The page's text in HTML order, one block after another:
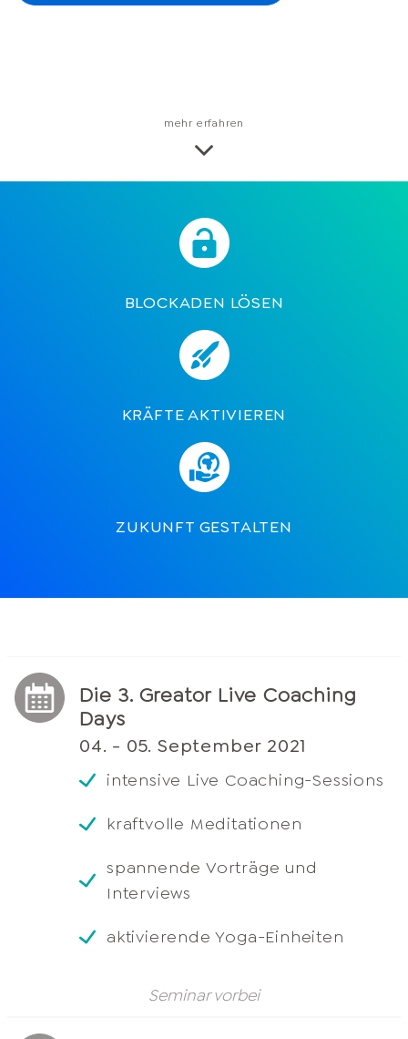
mehr erfahren
BLOCKADEN LÖSEN
KRÄFTE AKTIVIEREN
ZUKUNFT GESTALTEN
Die 3. Greator Live Coaching
Days
04. - 05. September 2021
intensive Live Coaching-Sessions
kraftvolle Meditationen
spannende Vorträge und
Interviews
aktivierende Yoga-Einheiten
Seminar vorbei